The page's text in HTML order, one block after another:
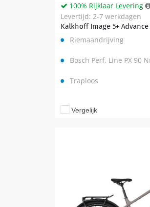
Kalkhoff Image 5+ Advance
100% Rijklaar Levering
Levertijd: 2-7 werkdagen
Riemaandrijving
Bosch Perf. Line PX 90
Traploos
Vergelijk